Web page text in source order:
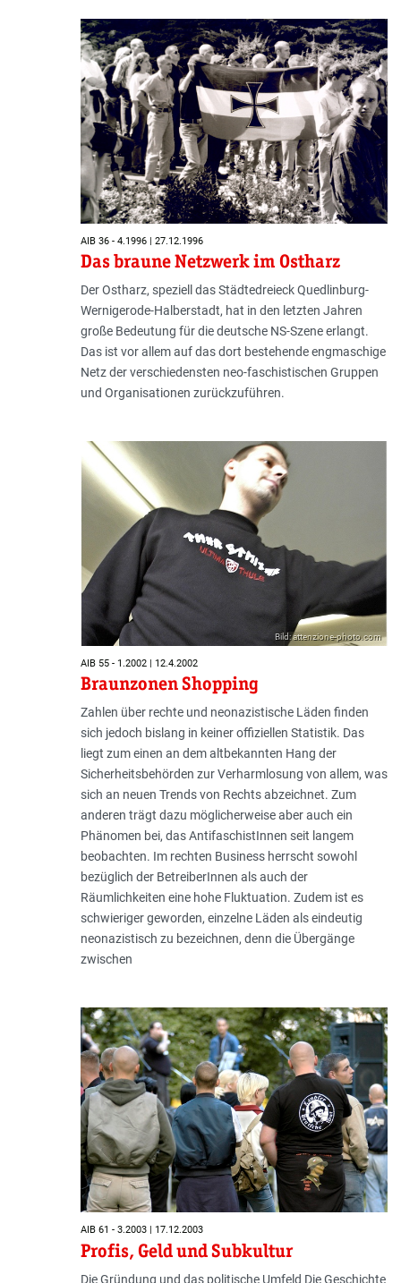
AIB 36 - 4.1996 | 27.12.1996
Das braune Netzwerk im Ostharz
Der Ostharz, speziell das Städtedreieck Quedlinburg-
Wernigerode-Halberstadt, hat in den letzten Jahren
große Bedeutung für die deutsche NS-Szene erlangt.
Das ist vor allem auf das dort bestehende engmaschige
Netz der verschiedensten neo-faschistischen Gruppen
und Organisationen zurückzuführen.
Bild: attenzione-photo.com
AIB 55 - 1.2002 | 12.4.2002
Braunzonen Shopping
Zahlen über rechte und neonazistische Läden finden
sich jedoch bislang in keiner offiziellen Statistik. Das
liegt zum einen an dem altbekannten Hang der
Sicherheitsbehörden zur Verharmlosung von allem, was
sich an neuen Trends von Rechts abzeichnet. Zum
anderen trägt dazu möglicherweise aber auch ein
Phänomen bei, das AntifaschistInnen seit langem
beobachten. Im rechten Business herrscht sowohl
bezüglich der BetreiberInnen als auch der
Räumlichkeiten eine hohe Fluktuation. Zudem ist es
schwieriger geworden, einzelne Läden als eindeutig
neonazistisch zu bezeichnen, denn die Übergänge
zwischen
AIB 61 - 3.2003 | 17.12.2003
Profis, Geld und Subkultur
Die Gründung und das politische Umfeld Die Geschichte